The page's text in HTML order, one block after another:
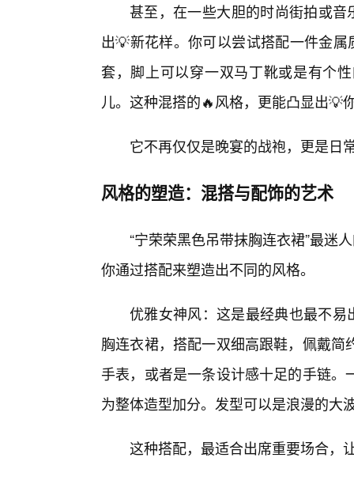
甚至，在一些大胆的时尚街拍或音
出💡新花样。你可以尝试搭配一件金
套，脚上可以穿一双马丁靴或是有个
儿。这种混搭的🔥风格，更能凸显出💡
它不再仅仅是晚宴的战袍，更是日
风格的塑造：混搭与配饰的艺术
“宁荣荣黑色吊带抹胸连衣裙”最迷
你通过搭配来塑造出不同的风格。
优雅女神风：这是最经典也最不易
胸连衣裙，搭配一双细高跟鞋，佩戴
手表，或者是一条设计感十足的手链
为整体造型加分。发型可以是浪漫的大
这种搭配，最适合出席重要场合，